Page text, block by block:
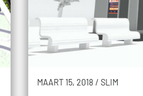
MAART 15, 2018 / SLIM